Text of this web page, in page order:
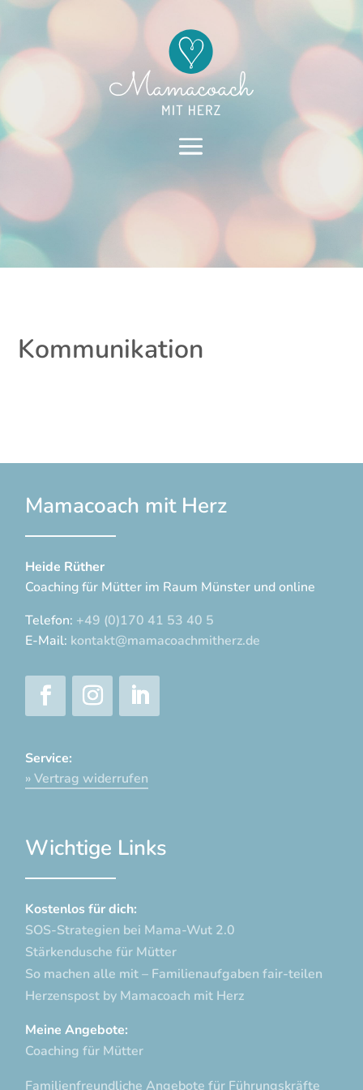
Kommunikation
Mamacoach mit Herz
Heide Rüther
Coaching für Mütter im Raum Münster und online
Telefon: +49 (0)170 41 53 40 5
E-Mail: kontakt@mamacoachmitherz.de
Service:
» Vertrag widerrufen
Wichtige Links
Kostenlos für dich:
SOS-Strategien bei Mama-Wut 2.0
Stärkendusche für Mütter
So machen alle mit – Familienaufgaben fair-teilen
Herzenspost by Mamacoach mit Herz
Meine Angebote:
Coaching für Mütter
Familienfreundliche Angebote für Führungskräfte